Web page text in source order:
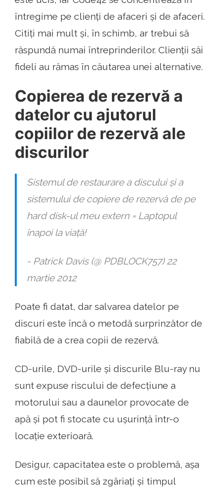
întregime pe clienți de afaceri și de afaceri.
Citiți mai mult și, în schimb, ar trebui să
răspundă numai întreprinderilor. Clienții săi
fideli au rămas în căutarea unei alternative.
Copierea de rezervă a
datelor cu ajutorul
copiilor de rezervă ale
discurilor
Sistemul de restaurare a discului și a
sistemului de copiere de rezervă de pe
hard disk-ul meu extern = Laptopul
înapoi la viață!
- Patrick Davis (@ PDBLOCK757) 22
martie 2012
Poate fi datat, dar salvarea datelor pe
discuri este încă o metodă surprinzător de
fiabilă de a crea copii de rezervă.
CD-urile, DVD-urile și discurile Blu-ray nu
sunt expuse riscului de defecțiune a
motorului sau a daunelor provocate de
apă și pot fi stocate cu ușurință într-o
locație exterioară.
Desigur, capacitatea este o problemă, așa
cum este posibil să zgâriați și timpul